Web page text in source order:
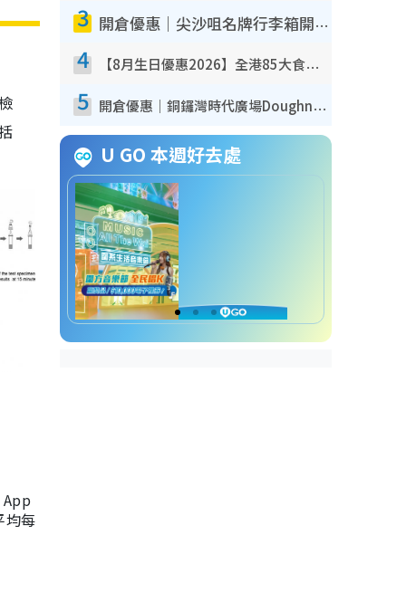
均每
3 開倉優惠｜尖沙咀名牌行李箱開倉低至4折！一連5日 American Tourister/ace./Hallmark $200起！
4 【8月生日優惠2026】全港85大食買玩著數攻略 自助餐/火鍋放題同行免費＋誠品/DONKI送現金券
5 開倉優惠｜銅鑼灣時代廣場Doughnut/Campo Marzio開倉低至1折！背囊、書包、手袋劈價$200起
U GO 本週好去處